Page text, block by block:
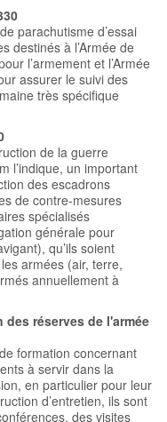
parachutisme d’essai
destinés à l’Armée de
l’armement et l’Armée
assurer le suivi des
très spécifique
de la guerre
l’indique, un important
des escadrons
de contre-mesures
spécialisés
générale pour
qu’ils soient
armées (air, terre,
annuellement à
réserves de l'armée
formation concernant
à servir dans la
en particulier pour leur
d’entretien, ils sont
des visites